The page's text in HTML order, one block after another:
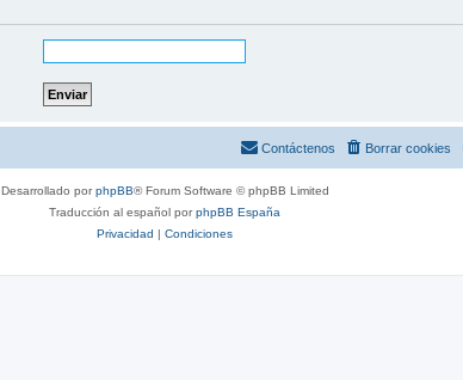
Borrar cookies
Contáctenos
Desarrollado porphpBB® Forum Software © phpBB Limited
Traducción al español porphpBB España
Privacidad | Condiciones